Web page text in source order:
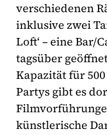
verschiedenen
inklusive zwei
Loft‘ – eine Bar/
tagsüber
Kapazität für
Partys gibt es
künstlerische